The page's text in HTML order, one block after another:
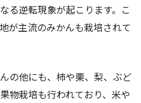
る逆転現象が起こります。こ
が主流のみかんも栽培されて
の他にも、柿や栗、梨、ぶど
物栽培も行われており、米や